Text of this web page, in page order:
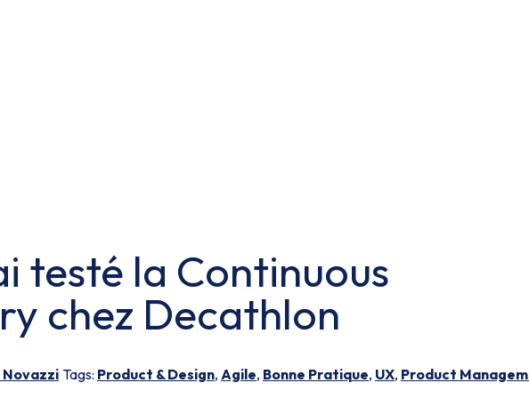
testé la Continuous
chez Decathlon
Tags: Product & Design, Agile, Bonne Pratique, UX, Product